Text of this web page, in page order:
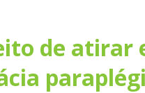
de atirar